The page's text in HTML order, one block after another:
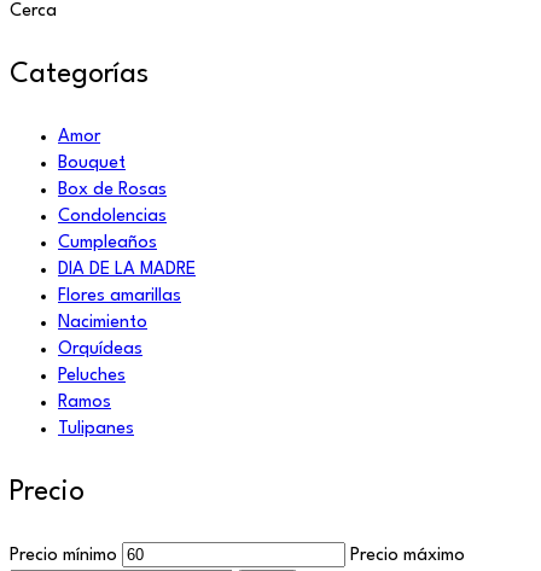
Cerca
Categorías
Amor
Bouquet
Box de Rosas
Condolencias
Cumpleaños
DIA DE LA MADRE
Flores amarillas
Nacimiento
Orquídeas
Peluches
Ramos
Tulipanes
Precio
Precio mínimo
Precio máximo